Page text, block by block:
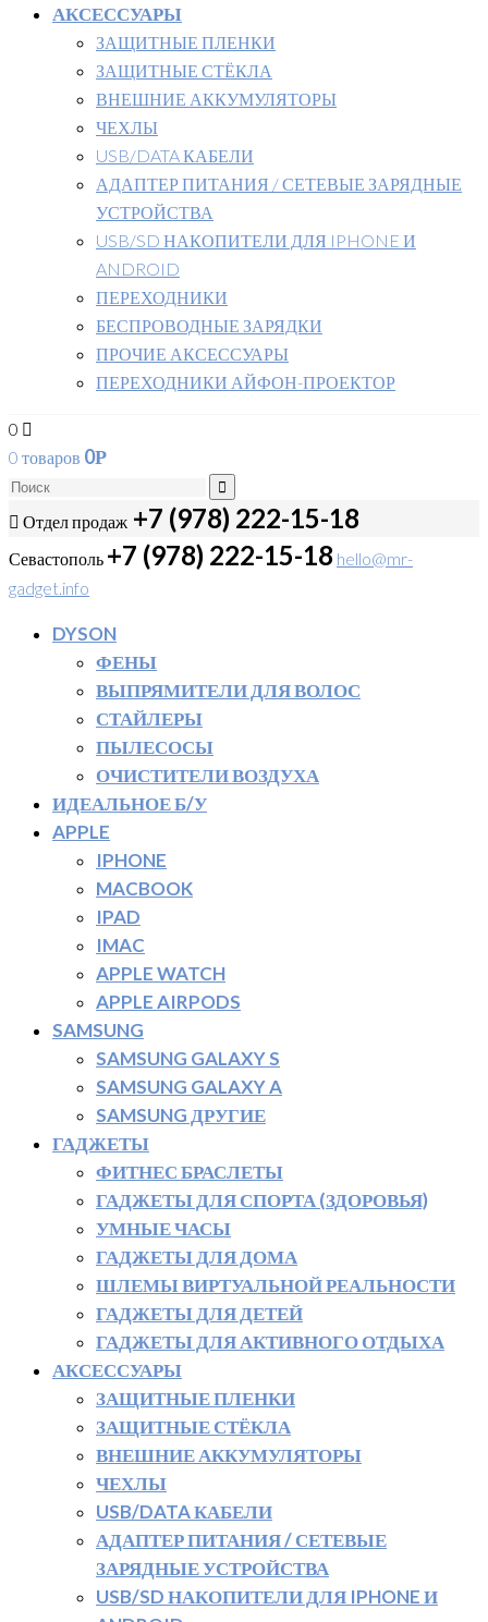
АКСЕССУАРЫ
ЗАЩИТНЫЕ ПЛЕНКИ
ЗАЩИТНЫЕ СТЁКЛА
ВНЕШНИЕ АККУМУЛЯТОРЫ
ЧЕХЛЫ
USB/DATA КАБЕЛИ
АДАПТЕР ПИТАНИЯ / СЕТЕВЫЕ ЗАРЯДНЫЕ
УСТРОЙСТВА
USB/SD НАКОПИТЕЛИ ДЛЯ IPHONE И
ANDROID
ПЕРЕХОДНИКИ
БЕСПРОВОДНЫЕ ЗАРЯДКИ
ПРОЧИЕ АКСЕССУАРЫ
ПЕРЕХОДНИКИ АЙФОН-ПРОЕКТОР
0
0 товаров 0Р
Отдел продаж +7 (978) 222-15-18
Севастополь +7 (978) 222-15-18 hello@mr-
gadget.info
DYSON
ФЕНЫ
ВЫПРЯМИТЕЛИ ДЛЯ ВОЛОС
СТАЙЛЕРЫ
ПЫЛЕСОСЫ
ОЧИСТИТЕЛИ ВОЗДУХА
ИДЕАЛЬНОЕ Б/У
APPLE
IPHONE
MACBOOK
IPAD
IMAC
APPLE WATCH
APPLE AIRPODS
SAMSUNG
SAMSUNG GALAXY S
SAMSUNG GALAXY A
SAMSUNG ДРУГИЕ
ГАДЖЕТЫ
ФИТНЕС БРАСЛЕТЫ
ГАДЖЕТЫ ДЛЯ СПОРТА (ЗДОРОВЬЯ)
УМНЫЕ ЧАСЫ
ГАДЖЕТЫ ДЛЯ ДОМА
ШЛЕМЫ ВИРТУАЛЬНОЙ РЕАЛЬНОСТИ
ГАДЖЕТЫ ДЛЯ ДЕТЕЙ
ГАДЖЕТЫ ДЛЯ АКТИВНОГО ОТДЫХА
АКСЕССУАРЫ
ЗАЩИТНЫЕ ПЛЕНКИ
ЗАЩИТНЫЕ СТЁКЛА
ВНЕШНИЕ АККУМУЛЯТОРЫ
ЧЕХЛЫ
USB/DATA КАБЕЛИ
АДАПТЕР ПИТАНИЯ / СЕТЕВЫЕ
ЗАРЯДНЫЕ УСТРОЙСТВА
USB/SD НАКОПИТЕЛИ ДЛЯ IPHONE И